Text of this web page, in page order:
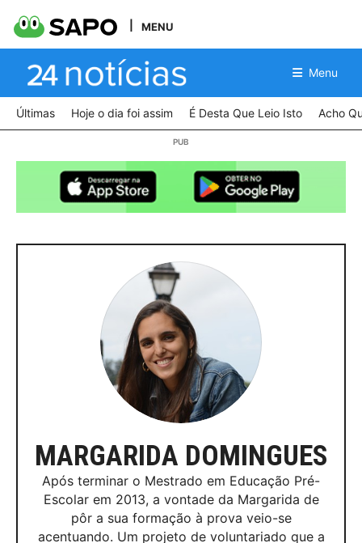
MENU
Menu
Últimas Hoje o dia foi assim É Desta Que Leio Isto Acho
MARGARIDA DOMINGUES
Após terminar o Mestrado em Educação Pré-
Escolar em 2013, a vontade da Margarida de
pôr a sua formação à prova veio-se
acentuando. Um projeto de voluntariado que a